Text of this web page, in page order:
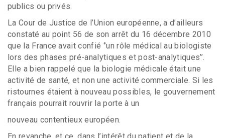
publics ou privés.
La Cour de Justice de l’Union européenne, a d’ailleurs
constaté au point 56 de son arrêt du 16 décembre 2010
que la France avait confié ‘’un rôle médical au biologiste
lors des phases pré-analytiques et post-analytiques’’.
Elle a bien rappelé que la biologie médicale était une
activité de santé, et non une activité commerciale. Si les
ristournes étaient à nouveau possibles, le gouvernement
français pourrait rouvrir la porte à un
nouveau contentieux européen.